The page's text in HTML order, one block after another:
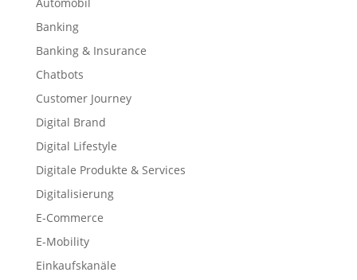
Banking
Banking & Insurance
Chatbots
Customer Journey
Digital Brand
Digital Lifestyle
Digitale Produkte & Services
Digitalisierung
E-Commerce
E-Mobility
Einkaufskanäle